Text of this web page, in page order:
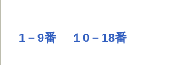
1－9番 １0－18番